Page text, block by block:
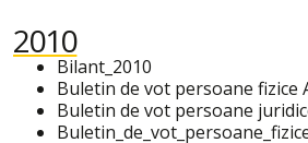
2010
Bilant_2010
Buletin de vot persoane fizice
Buletin de vot persoane